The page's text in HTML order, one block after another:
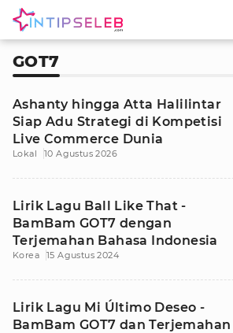
GOT7
Ashanty hingga Atta Halilintar
Siap Adu Strategi di Kompetisi
Live Commerce Dunia
Lokal 10 Agustus 2026
Lirik Lagu Ball Like That -
BamBam GOT7 dengan
Terjemahan Bahasa Indonesia
Korea 15 Agustus 2024
Lirik Lagu Mi Último Deseo -
BamBam GOT7 dan Terjemahan